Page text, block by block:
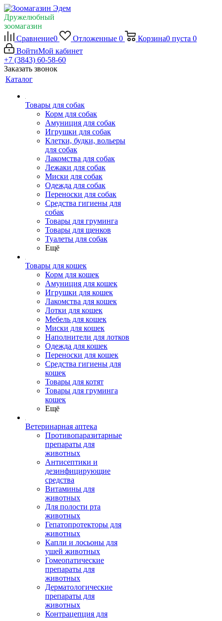
Дружелюбный
зоомагазин
Сравнение0 Отложенные 0 Корзина0 пуста 0
ВойтиМой кабинет
+7 (3843) 60-58-60
Заказать звонок
Каталог
Товары для собак
Корм для собак
Амуниция для собак
Игрушки для собак
Клетки, будки, вольеры
для собак
Лакомства для собак
Лежаки для собак
Миски для собак
Одежда для собак
Переноски для собак
Средства гигиены для
собак
Товары для груминга
Товары для щенков
Туалеты для собак
Ещё
Товары для кошек
Корм для кошек
Амуниция для кошек
Игрушки для кошек
Лакомства для кошек
Лотки для кошек
Мебель для кошек
Миски для кошек
Наполнители для лотков
Одежда для кошек
Переноски для кошек
Средства гигиены для
кошек
Товары для котят
Товары для груминга
кошек
Ещё
Ветеринарная аптека
Противопаразитарные
препараты для
животных
Антисептики и
дезинфицирующие
средства
Витамины для
животных
Для полости рта
животных
Гепатопротекторы для
животных
Капли и лосьоны для
ушей животных
Гомеопатические
препараты для
животных
Дерматологические
препараты для
животных
Контрацепция для